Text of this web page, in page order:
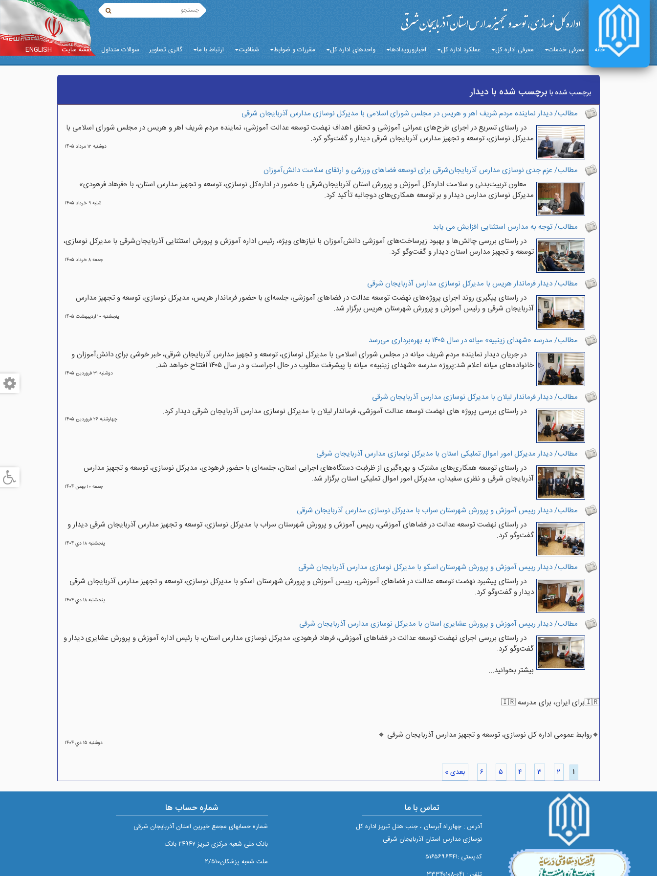
خانه معرفی خدمات معرفی اداره کل عملکرد اداره کل اخبارورویدادها واحدهای اداره کل مقررات و ضوابط شفافیت ارتباط با ما گالری تصاویر سوالات متداول نقشه سایت ENGLISH
برچسب شده با برچسب شده با دیدار
مطالب/ دیدار نماینده مردم شریف اهر و هریس در مجلس شورای اسلامی با مدیرکل نوسازی مدارس آذربایجان شرقی
در راستای تسریع در اجرای طرح‌های عمرانی آموزشی و تحقق اهداف نهضت توسعه عدالت آموزشی، نماینده مردم شریف اهر و هریس در مجلس شورای اسلامی با
مدیرکل نوسازی، توسعه و تجهیز مدارس آذربایجان شرقی دیدار و گفت‌وگو کرد.
دوشنبه ۱۲ مرداد ۱۴۰۵
مطالب/ عزم جدی نوسازی مدارس آذربایجان‌شرقی برای توسعه فضاهای ورزشی و ارتقای سلامت دانش‌آموزان
معاون تربیت‌بدنی و سلامت اداره‌کل آموزش و پرورش استان آذربایجان‌شرقی با حضور در اداره‌کل نوسازی، توسعه و تجهیز مدارس استان، با «فرهاد فرهودی»
مدیرکل نوسازی مدارس دیدار و بر توسعه همکاری‌های دوجانبه تأکید کرد.
شنبه ۹ خرداد ۱۴۰۵
مطالب/ توجه به مدارس استثنایی افزایش می یابد
در راستای بررسی چالش‌ها و بهبود زیرساخت‌های آموزشی دانش‌آموزان با نیازهای ویژه، رئیس اداره آموزش و پرورش استثنایی آذربایجان‌شرقی با مدیرکل نوسازی،
توسعه و تجهیز مدارس استان دیدار و گفت‌وگو کرد.
جمعه ۸ خرداد ۱۴۰۵
مطالب/ دیدار فرماندار هریس با مدیرکل نوسازی مدارس آذربایجان شرقی
در راستای پیگیری روند اجرای پروژه‌های نهضت توسعه عدالت در فضاهای آموزشی، جلسه‌ای با حضور فرماندار هریس، مدیرکل نوسازی، توسعه و تجهیز مدارس
آذربایجان شرقی و رئیس آموزش و پرورش شهرستان هریس برگزار شد.
پنجشنبه ۱۰ ارديبهشت ۱۴۰۵
مطالب/ مدرسه «شهدای زینبیه» میانه در سال ۱۴۰۵ به بهره‌برداری می‌رسد
در جریان دیدار نماینده مردم شریف میانه در مجلس شورای اسلامی با مدیرکل نوسازی، توسعه و تجهیز مدارس آذربایجان شرقی، خبر خوشی برای دانش‌آموزان و
خانواده‌های میانه اعلام شد:پروژه مدرسه «شهدای زینبیه» میانه با پیشرفت مطلوب در حال اجراست و در سال ۱۴۰۵ افتتاح خواهد شد.
دوشنبه ۳۱ فروردين ۱۴۰۵
مطالب/ دیدار فرماندار لیلان با مدیرکل نوسازی مدارس آذربایجان شرقی
در راستای بررسی پروژه های نهضت توسعه عدالت آموزشی، فرماندار لیلان با مدیرکل نوسازی مدارس آذربایجان شرقی دیدار کرد.
چهارشنبه ۲۶ فروردين ۱۴۰۵
مطالب/ دیدار مدیرکل امور اموال تملیکی استان با مدیرکل نوسازی مدارس آذربایجان شرقی
در راستای توسعه همکاری‌های مشترک و بهره‌گیری از ظرفیت دستگاه‌های اجرایی استان، جلسه‌ای با حضور فرهودی، مدیرکل نوسازی، توسعه و تجهیز مدارس
آذربایجان شرقی و نظری سفیدان، مدیرکل امور اموال تملیکی استان برگزار شد.
جمعه ۱۰ بهمن ۱۴۰۴
مطالب/ دیدار رییس آموزش و پرورش شهرستان سراب با مدیرکل نوسازی مدارس آذربایجان شرقی
در راستای نهضت توسعه عدالت در فضاهای آموزشی، رییس آموزش و پرورش شهرستان سراب با مدیرکل نوسازی، توسعه و تجهیز مدارس آذربایجان شرقی دیدار و
گفت‌وگو کرد.
پنجشنبه ۱۸ دي ۱۴۰۴
مطالب/ دیدار رییس آموزش و پرورش شهرستان اسکو با مدیرکل نوسازی مدارس آذربایجان شرقی
در راستای پیشبرد نهضت توسعه عدالت در فضاهای آموزشی، رییس آموزش و پرورش شهرستان اسکو با مدیرکل نوسازی، توسعه و تجهیز مدارس آذربایجان شرقی
دیدار و گفت‌وگو کرد.
پنجشنبه ۱۸ دي ۱۴۰۴
مطالب/ دیدار رییس آموزش و پرورش عشایری استان با مدیرکل نوسازی مدارس آذربایجان شرقی
در راستای بررسی اجرای نهضت توسعه عدالت در فضاهای آموزشی، فرهاد فرهودی، مدیرکل نوسازی مدارس استان، با رئیس اداره آموزش و پرورش عشایری دیدار و
گفت‌وگو کرد.
بیشتر بخوانید..‌.
🇮🇷برای ایران، برای مدرسه 🇮🇷
🔹روابط عمومی اداره کل نوسازی، توسعه و تجهیز مدارس آذربایجان شرقی 🔹
دوشنبه ۱۵ دي ۱۴۰۴
۱ ۲ ۳ ۴ ۵ ۶ بعدی »
تماس با ما
آدرس : چهارراه آبرسان ، جنب هتل تبریز اداره کل
نوسازی مدارس استان آذربایجان شرقی
کدپستی :۵۱۶۵۶۹۶۴۴۱
شماره حساب ها
شماره حسابهای مجمع خيرين استان آذربايجان شرقی
بانک ملی شعبه مرکزی تبريز ۲۴۹۴۷ بانک
ملت شعبه پزشکان۲/۵۱۰